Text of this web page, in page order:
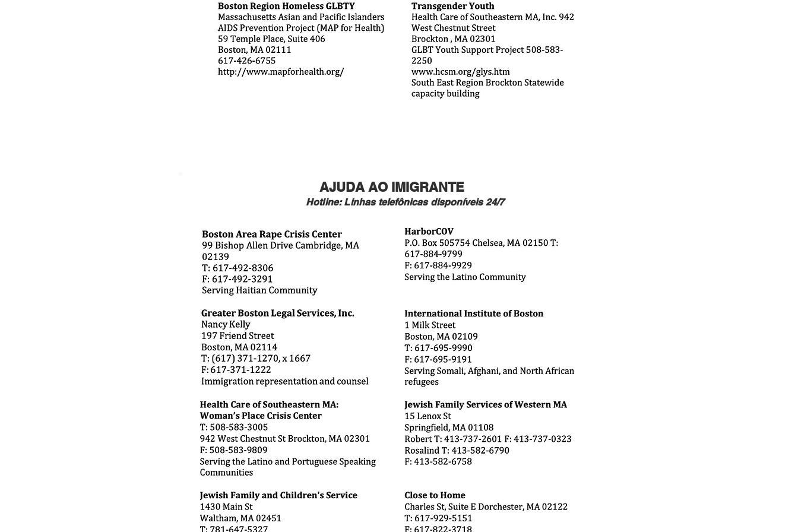
AJUDA AO IMIGRANTE
Hotline: Linhas telefônicas disponíveis24/7